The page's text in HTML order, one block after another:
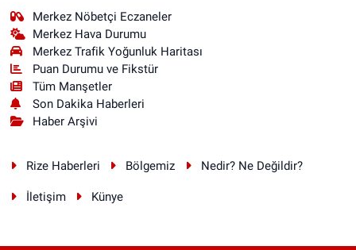
Merkez Nöbetçi Eczaneler
Merkez Hava Durumu
Merkez Trafik Yoğunluk Haritası
Puan Durumu ve Fikstür
Tüm Manşetler
Son Dakika Haberleri
Haber Arşivi
Rize Haberleri Bölgemiz Nedir? Ne Değildir?
İletişim Künye